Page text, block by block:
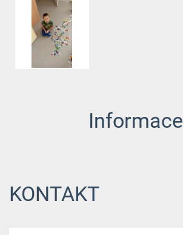
Informace
KONTAKT